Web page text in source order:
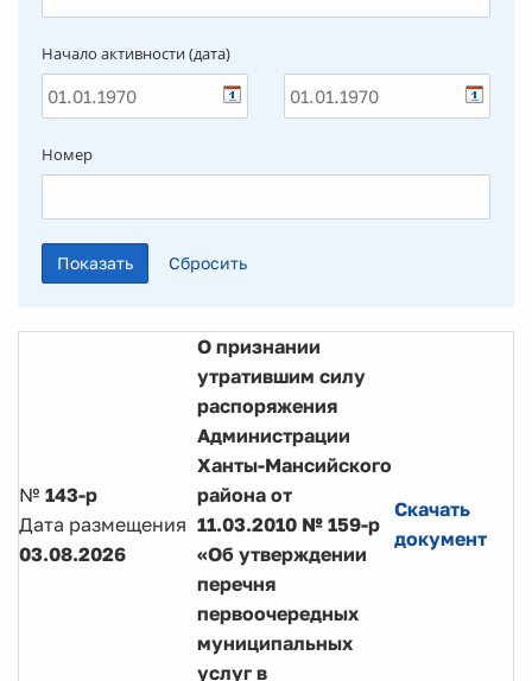
Начало активности (дата)
Номер
№ 143-р
Дата размещения
03.08.2026
О признании
утратившим силу
распоряжения
Администрации
Ханты-Мансийского
района от
11.03.2010 № 159-р
«Об утверждении
перечня
первоочередных
муниципальных
услуг в
Скачать
документ